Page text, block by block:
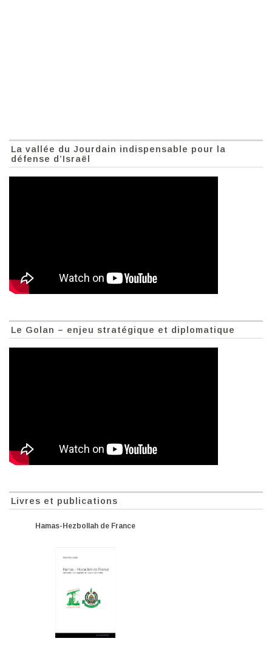
La vallée du Jourdain indispensable pour la
défense d’Israël
Le Golan – enjeu stratégique et diplomatique
Livres et publications
Hamas-Hezbollah de France